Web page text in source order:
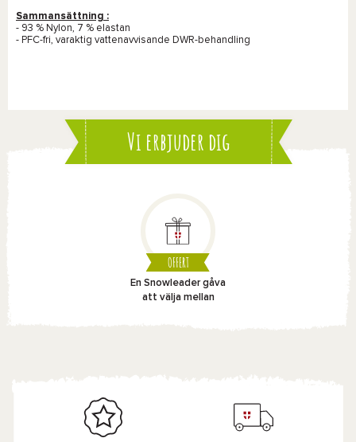
Sammansättning :
- 93 % Nylon, 7 % elastan
- PFC-fri, varaktig vattenavvisande DWR-behandling
Vi erbjuder dig
OFFERT
En Snowleader gåva
att välja mellan